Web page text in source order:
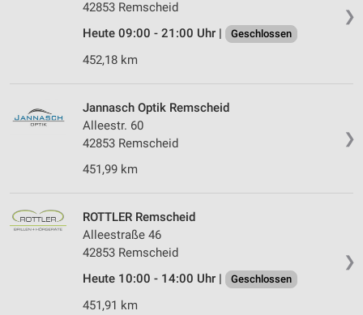
❯
42853 Remscheid
Heute 09:00 - 21:00 Uhr |
Geschlossen
452,18 km
❯
Jannasch Optik Remscheid
Alleestr. 60
42853 Remscheid
451,99 km
❯
ROTTLER Remscheid
Alleestraße 46
42853 Remscheid
Heute 10:00 - 14:00 Uhr |
Geschlossen
451,91 km